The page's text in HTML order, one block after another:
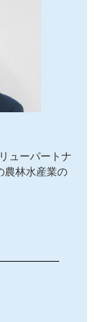
ューパートナ
農林水産業の